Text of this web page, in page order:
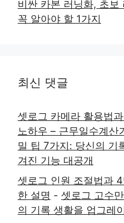
비싼 카본 러닝화, 초보
꼭 알아야 할 1가지
최신 댓글
셋로그 카메라 활용법
노하우 – 근무일수계산
밀 팁 7가지: 당신의 기
겨진 기능 대공개
셋로그 인원 조절법과
한 설명 - 셋로그 고수
의 기록 생활을 업그레